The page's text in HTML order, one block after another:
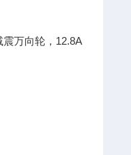
万向轮，12.8A